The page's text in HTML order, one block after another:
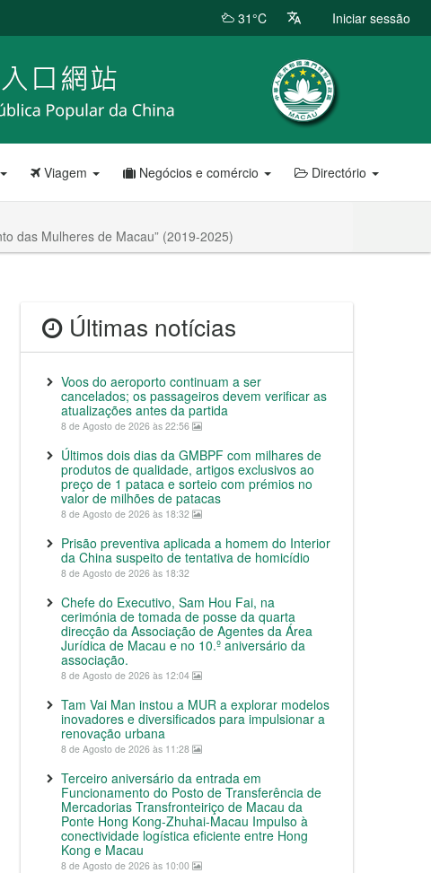
31°C Iniciar sessão
Viagem Negócios e comércio Directório
das Mulheres de Macau” (2019-2025)
Últimas notícias
Voos do aeroporto continuam a ser
cancelados; os passageiros devem verificar as
atualizações antes da partida
8 de Agosto de 2026 às 22:56
Últimos dois dias da GMBPF com milhares de
produtos de qualidade, artigos exclusivos ao
preço de 1 pataca e sorteio com prémios no
valor de milhões de patacas
8 de Agosto de 2026 às 18:32
Prisão preventiva aplicada a homem do Interior
da China suspeito de tentativa de homicídio
8 de Agosto de 2026 às 18:32
Chefe do Executivo, Sam Hou Fai, na
cerimónia de tomada de posse da quarta
direcção da Associação de Agentes da Área
Jurídica de Macau e no 10.º aniversário da
associação.
8 de Agosto de 2026 às 12:04
Tam Vai Man instou a MUR a explorar modelos
inovadores e diversificados para impulsionar a
renovação urbana
8 de Agosto de 2026 às 11:28
Terceiro aniversário da entrada em
Funcionamento do Posto de Transferência de
Mercadorias Transfronteiriço de Macau da
Ponte Hong Kong-Zhuhai-Macau Impulso à
conectividade logística eficiente entre Hong
Kong e Macau
8 de Agosto de 2026 às 10:00